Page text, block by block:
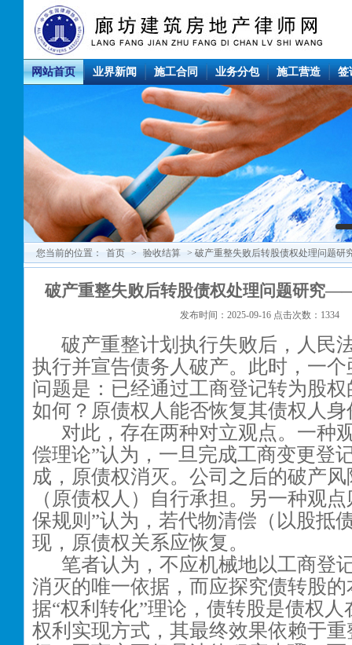
网站首页 业界新闻 施工合同 业务分包 施工营造 签
您当前的位置： 首页 > 验收结算 > 破产重整失败后转股债权处理问题
破产重整失败后转股债权处理问题研究
发布时间：2025-09-16 点击次数：1334
破产重整计划执行失败后，人民
执行并宣告债务人破产。此时，一
问题是：已经通过工商登记转为股
如何？原债权人能否恢复其债权人身
对此，存在两种对立观点。一种
偿理论”认为，一旦完成工商变更登
成，原债权消灭。公司之后的破产
（原债权人）自行承担。另一种观
保规则”认为，若代物清偿（以股抵
现，原债权关系应恢复。
笔者认为，不应机械地以工商登
消灭的唯一依据，而应探究债转股
据“权利转化”理论，债转股是债权
权利实现方式，其最终效果依赖于